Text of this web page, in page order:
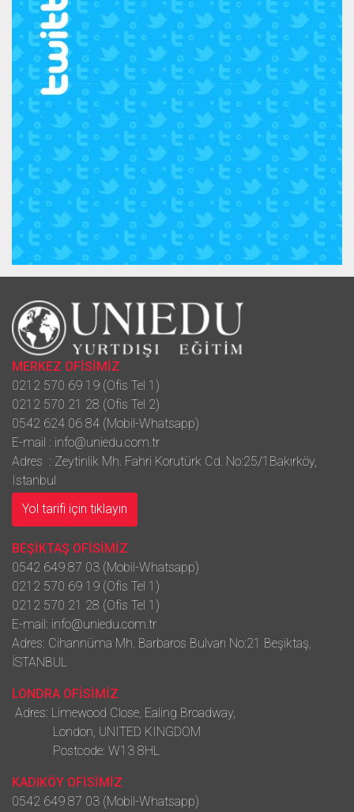
MERKEZ OFİSİMİZ
0212 570 69 19 (Ofis Tel 1)
0212 570 21 28 (Ofis Tel 2)
0542 624 06 84 (Mobil-Whatsapp)
E-mail : info@uniedu.com.tr
Adres : Zeytinlik Mh. Fahri Korutürk Cd. No:25/1Bakırköy,
Istanbul
Yol tarifi için tıklayın
BEŞİKTAŞ OFİSİMİZ
0542 649 87 03 (Mobil-Whatsapp)
0212 570 69 19 (Ofis Tel 1)
0212 570 21 28 (Ofis Tel 1)
E-mail: info@uniedu.com.tr
Adres: Cihannüma Mh. Barbaros Bulvarı No:21 Beşiktaş,
İSTANBUL
LONDRA OFİSİMİZ
Adres: Limewood Close, Ealing Broadway,
London, UNITED KINGDOM
Postcode: W13 8HL
KADIKÖY OFİSİMİZ
0542 649 87 03 (Mobil-Whatsapp)